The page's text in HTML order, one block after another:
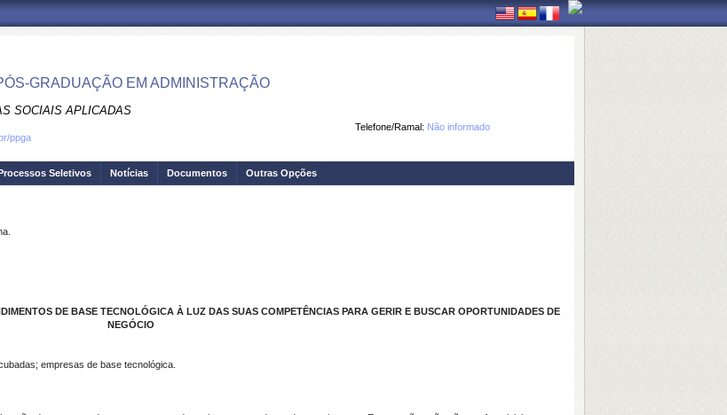
GRADUAÇÃO EM ADMINISTRAÇÃO
SOCIAIS APLICADAS
Telefone/Ramal: Não informado
ppga
Seletivos Notícias Documentos Outras Opções
DE BASE TECNOLÓGICA À LUZ DAS SUAS COMPETÊNCIAS PARA GERIR E BUSCAR OPORTUNIDADES DE
NEGÓCIO
empresas de base tecnológica.